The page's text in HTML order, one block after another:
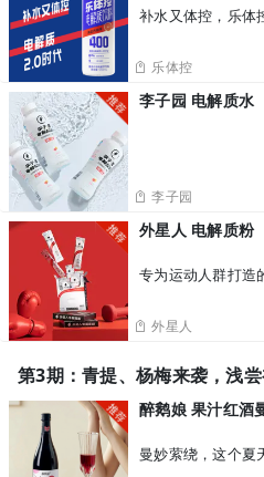
补水又体控，乐体
乐体控
李子园 电解质水
李子园
外星人 电解质粉
专为运动人群打造
外星人
第3期：青提、杨梅来袭，浅
醉鹅娘 果汁红酒
曼妙萦绕，这个夏